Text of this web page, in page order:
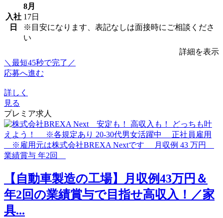
入社
日
8月
17日
※目安になります、表記なしは面接時にご相談くださ
い
詳細を表示
＼最短45秒で完了／
応募へ進む
詳しく
見る
プレミア求人
【自動車製造の工場】月収例43万円＆
年2回の業績賞与で目指せ高収入！／家
具...